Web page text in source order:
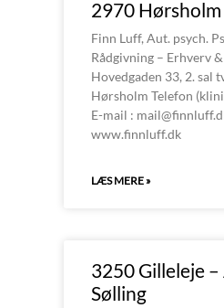
2970
Finn Luff, Aut. psych.
Rådgivning – Erhverv
Hovedgaden 33, 2. sal
Hørsholm Telefon
E-mail :
www.finnluff.dk
LÆS MERE »
3250 Gilleleje
Sølling